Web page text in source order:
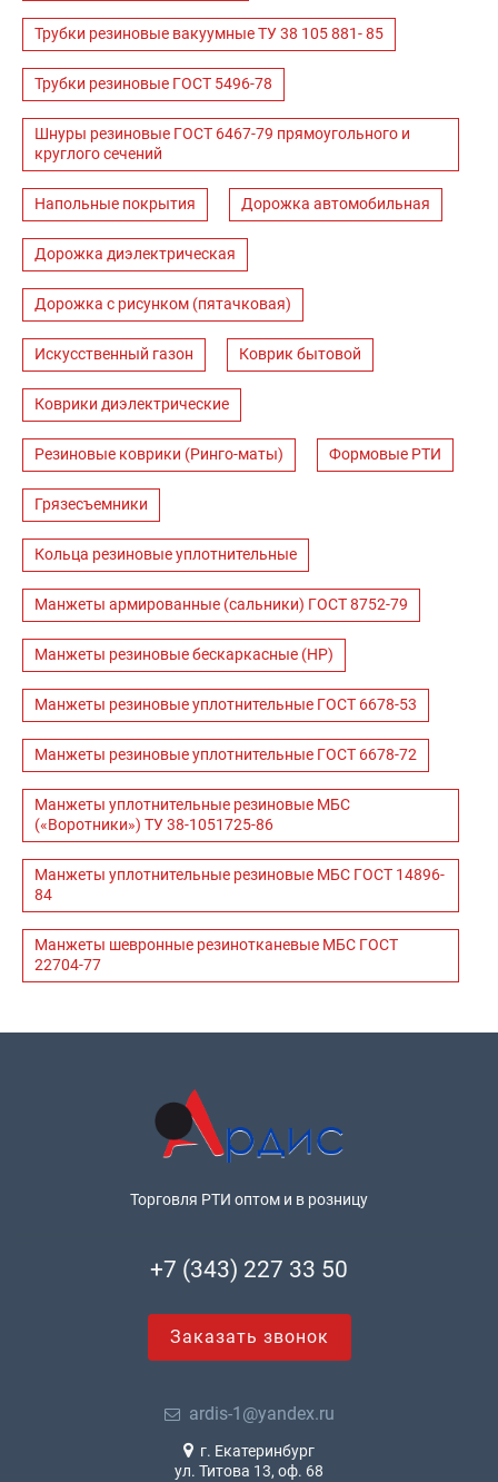
Трубки резиновые вакуумные ТУ 38 105 881- 85
Трубки резиновые ГОСТ 5496-78
Шнуры резиновые ГОСТ 6467-79 прямоугольного и
круглого сечений
Напольные покрытия Дорожка автомобильная
Дорожка диэлектрическая
Дорожка с рисунком (пятачковая)
Искусственный газон Коврик бытовой
Коврики диэлектрические
Резиновые коврики (Ринго-маты) Формовые РТИ
Грязесъемники
Кольца резиновые уплотнительные
Манжеты армированные (сальники) ГОСТ 8752-79
Манжеты резиновые бескаркасные (НР)
Манжеты резиновые уплотнительные ГОСТ 6678-53
Манжеты резиновые уплотнительные ГОСТ 6678-72
Манжеты уплотнительные резиновые МБС
(«Воротники») ТУ 38-1051725-86
Манжеты уплотнительные резиновые МБС ГОСТ 14896-
84
Манжеты шевронные резинотканевые МБС ГОСТ
22704-77
Торговля РТИ оптом и в розницу
+7 (343) 227 33 50
Заказать звонок
ardis-1@yandex.ru
г. Екатеринбург
ул. Титова 13, оф. 68